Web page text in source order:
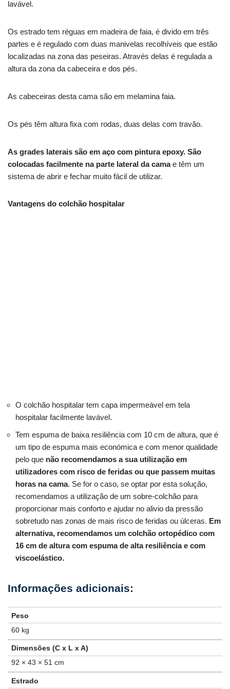
lavável.
Os estrado tem réguas em madeira de faia, é divido em três
partes e é regulado com duas manivelas recolhíveis que estão
localizadas na zona das peseiras. Através delas é regulada a
altura da zona da cabeceira e dos pés.
As cabeceiras desta cama são em melamina faia.
Os pés têm altura fixa com rodas, duas delas com travão.
As grades laterais são em aço com pintura epoxy. São
colocadas facilmente na parte lateral da camae têm um
sistema de abrir e fechar muito fácil de utilizar.
Vantagens do colchão hospitalar
O colchão hospitalar tem capa impermeável em tela
hospitalar facilmente lavável.
Tem espuma de baixa resiliência com 10 cm de altura, que é
um tipo de espuma mais económica e com menor qualidade
pelo que não recomendamos a sua utilização em
utilizadores com risco de feridas ou que passem muitas
horas na cama. Se for o caso, se optar por esta solução,
recomendamos a utilização de um sobre-colchão para
proporcionar mais conforto e ajudar no alivio da pressão
sobretudo nas zonas de mais risco de feridas ou úlceras. Em
alternativa, recomendamos um colchão ortopédico com
16 cm de altura com espuma de alta resiliência e com
viscoelástico.
Peso
60 kg
Dimensões (C x L x A)
92 × 43 × 51 cm
Estrado